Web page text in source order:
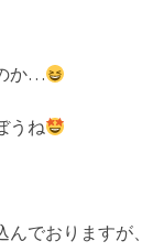
か…
うね
でおりますが、